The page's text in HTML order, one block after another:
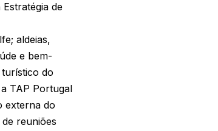
de
aldeias,
e bem-
do
TAP Portugal
externa do
reuniões